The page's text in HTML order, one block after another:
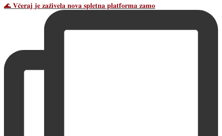
🌊 𝐕𝐜̌𝐞𝐫𝐚𝐣 𝐣𝐞 𝐳𝐚𝐳̌𝐢𝐯𝐞𝐥𝐚 𝐧𝐨𝐯𝐚 𝐬𝐩𝐥𝐞𝐭𝐧𝐚 𝐩𝐥𝐚𝐭𝐟𝐨𝐫𝐦𝐚 𝐳𝐚𝐦𝐨